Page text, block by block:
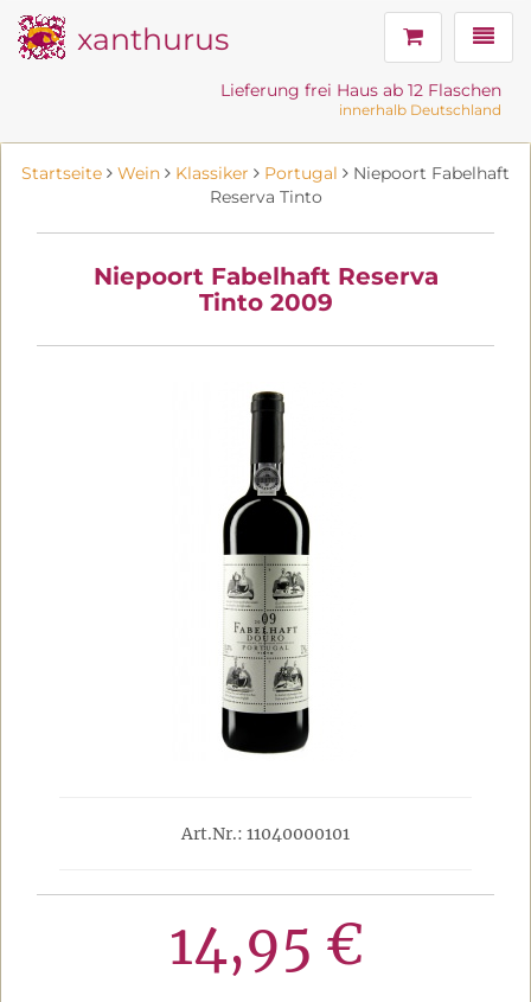
xanthurus
Lieferung frei Haus ab 12 Flaschen
innerhalb Deutschland
Startseite Wein Klassiker Portugal
Niepoort Fabelhaft
Reserva Tinto
Niepoort Fabelhaft Reserva
Tinto 2009
Art.Nr.: 11040000101
14,95 €